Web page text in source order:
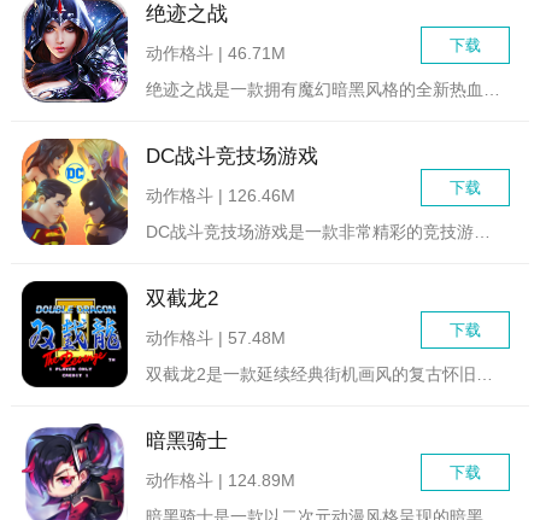
绝迹之战
下载
动作格斗 | 46.71M
DC战斗竞技场游戏
下载
动作格斗 | 126.46M
双截龙2
下载
动作格斗 | 57.48M
暗黑骑士
下载
动作格斗 | 124.89M